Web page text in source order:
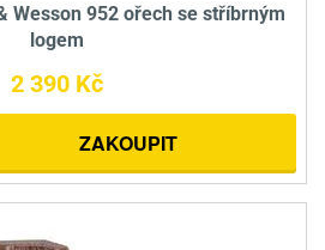
Wesson 952 ořech se stříbrným
logem
2 390 Kč
ZAKOUPIT